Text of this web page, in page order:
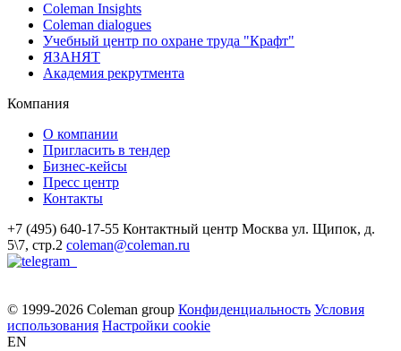
Coleman Insights
Coleman dialogues
Учебный центр по охране труда "Крафт"
ЯЗАНЯТ
Академия рекрутмента
Компания
О компании
Пригласить в тендер
Бизнес-кейсы
Пресс центр
Контакты
+7 (495) 640-17-55 Контактный центр Москва ул. Щипок, д.
5\7, стр.2 coleman@coleman.ru
© 1999-2026 Coleman group Конфиденциальность Условия
использования Настройки cookie
EN